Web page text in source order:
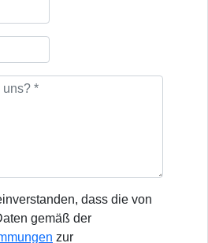
dass die von
gemäß der
zur